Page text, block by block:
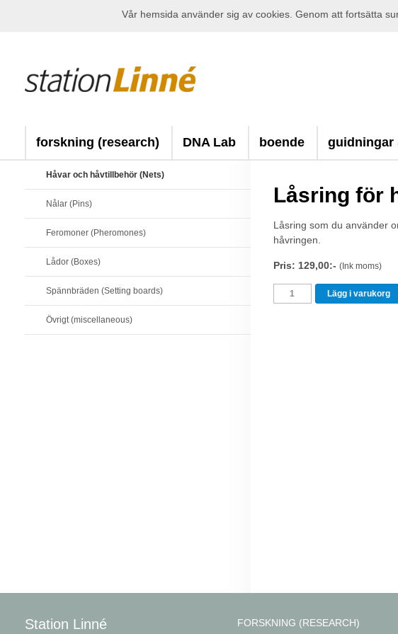
forskning (research) DNA Lab boende guidningar
Håvar och håvtillbehör (Nets)
Nålar (Pins)
Feromoner (Pheromones)
Lådor (Boxes)
Spännbräden (Setting boards)
Övrigt (miscellaneous)
Låsring för
Låsring som du använder
håvringen.
Pris: 129,00:- (Ink moms)
Lägg i varukorg
Station Linné FORSKNING (RESEARCH)
Vår hemsida använder sig av cookies. Genom att fortsätta